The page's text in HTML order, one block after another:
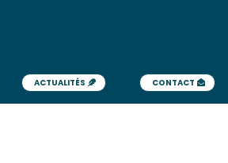
ACTUALITÉS CONTACT